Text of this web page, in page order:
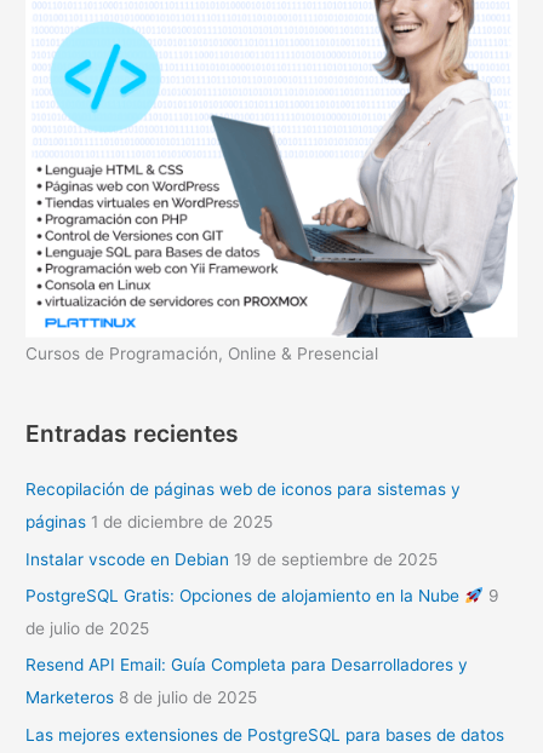
Cursos de Programación, Online & Presencial
Entradas recientes
Recopilación de páginas web de iconos para sistemas y
páginas 1 de diciembre de 2025
Instalar vscode en Debian 19 de septiembre de 2025
PostgreSQL Gratis: Opciones de alojamiento en la Nube
9
de julio de 2025
Resend API Email: Guía Completa para Desarrolladores y
Marketeros 8 de julio de 2025
Las mejores extensiones de PostgreSQL para bases de datos